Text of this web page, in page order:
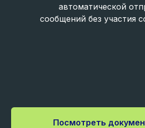
Посмотреть
автоматической
сообщений без участия